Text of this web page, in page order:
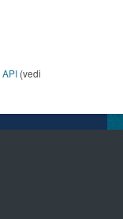
API (vedi